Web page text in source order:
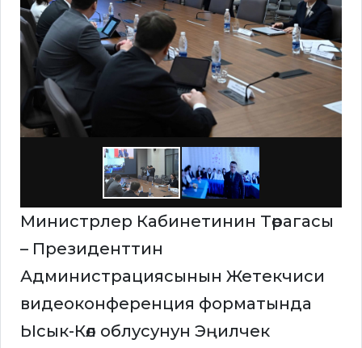
Министрлер Кабинетинин Төрагасы
– Президенттин
Администрациясынын Жетекчиси
видеоконференция форматында
Ысык-Көл облусунун Эңилчек